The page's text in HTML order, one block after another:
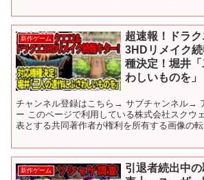
新作ゲーム
超速報！ドラ
3HDリメイク
種決定！堀井
わしいものを」
チャンネル登録はこちら→ サブチャンネル→
ー このページで利用している株式会社スクウ
表とする共同著作者が権利を所有する画像の
新作ゲーム
引退者続出中